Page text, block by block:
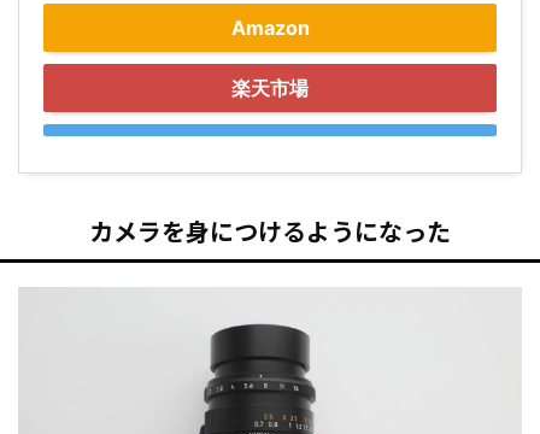
Amazon
楽天市場
カメラを身につけるようになった